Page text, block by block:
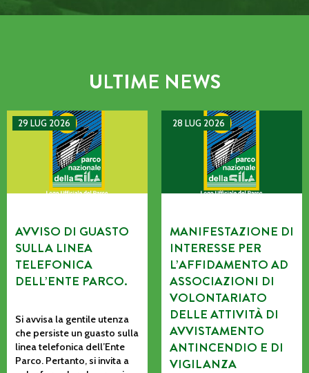
ULTIME NEWS
29 LUG 2026
AVVISO DI GUASTO SULLA LINEA TELEFONICA DELL’ENTE
AVVISO DI GUASTO
SULLA LINEA
TELEFONICA
DELL’ENTE PARCO.
Si avvisa la gentile utenza
che persiste un guasto sulla
linea telefonica dell’Ente
Parco. Pertanto, si invita a
28 LUG 2026
MANIFESTAZIONE DI
MANIFESTAZIONE DI
INTERESSE PER
L’AFFIDAMENTO AD
ASSOCIAZIONI DI
VOLONTARIATO
DELLE ATTIVITÀ DI
AVVISTAMENTO
ANTINCENDIO E DI
VIGILANZA